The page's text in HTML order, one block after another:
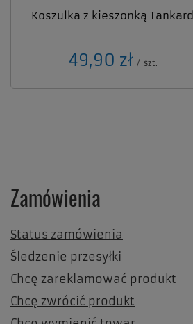
Koszulka z kieszonką Tankard
49,90 zł / szt.
Zamówienia
Status zamówienia
Śledzenie przesyłki
Chcę zareklamować produkt
Chcę zwrócić produkt